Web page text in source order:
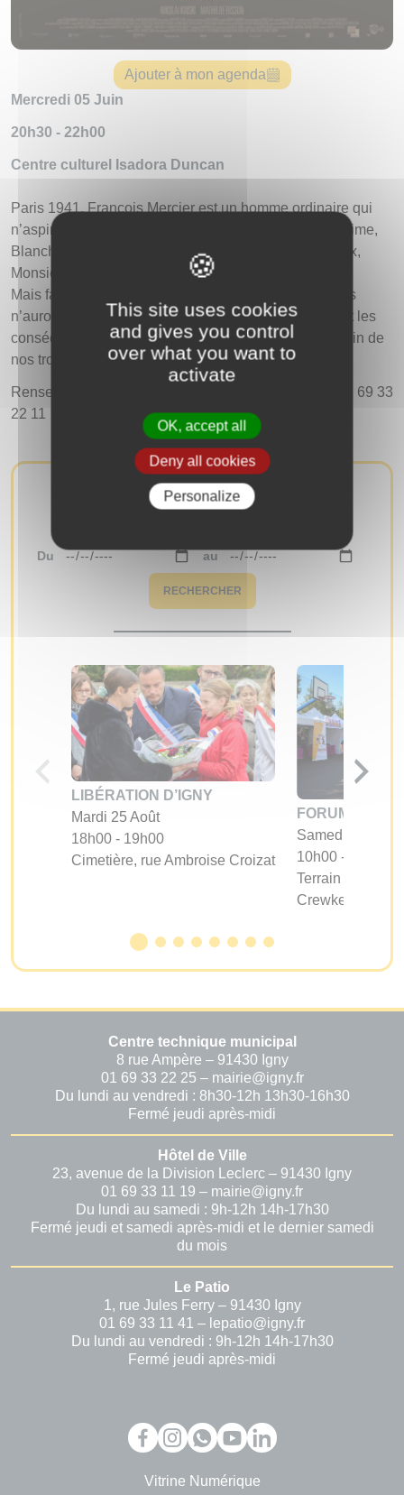
Ajouter à mon agenda
Mercredi 05 Juin
20h30 - 22h00
Centre culturel Isadora Duncan
Paris 1941. François Mercier est un homme ordinaire qui
n’aspire qu’à fonder une famille avec la femme qu’il aime,
Blanche. Il est aussi l’employé d’un joaillier talentueux,
Monsieur Haffmann.
Mais face à l’occupation allemande, les deux hommes
n’auront d’autre choix que de conclure un accord dont les
conséquences, au fil des mois, bouleverseront le destin de
nos trois personnages.
Renseignements & réservations : culture@igny.fr – 01 69 33
22 11
AUTRES ÉVÉNEMENTS
Du au
RECHERCHER
LIBÉRATION D’IGNY
Mardi 25 Août
18h00 - 19h00
Cimetière, rue Ambroise Croizat
FORUM DES
Samedi 05
10h00 - 17h00
Terrain
Crewkerne
Centre technique municipal
8 rue Ampère – 91430 Igny
01 69 33 22 25 – mairie@igny.fr
Du lundi au vendredi : 8h30-12h 13h30-16h30
Fermé jeudi après-midi
Hôtel de Ville
23, avenue de la Division Leclerc – 91430 Igny
01 69 33 11 19 – mairie@igny.fr
Du lundi au samedi : 9h-12h 14h-17h30
Fermé jeudi et samedi après-midi et le dernier samedi
du mois
Le Patio
1, rue Jules Ferry – 91430 Igny
01 69 33 11 41 – lepatio@igny.fr
Du lundi au vendredi : 9h-12h 14h-17h30
Fermé jeudi après-midi
Vitrine Numérique
This site uses cookies
and gives you control
over what you want to
activate
OK, accept all
Deny all cookies
Personalize